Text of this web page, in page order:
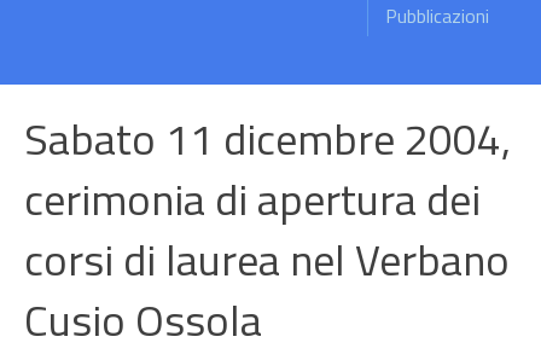
Pubblicazioni
Sabato 11 dicembre 2004,
cerimonia di apertura dei
corsi di laurea nel Verbano
Cusio Ossola